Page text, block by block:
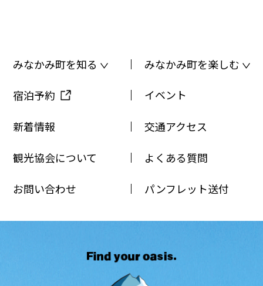
みなかみ町を知る みなかみ町を楽しむ
宿泊予約 イベント
新着情報 交通アクセス
観光協会について よくある質問
お問い合わせ パンフレット送付